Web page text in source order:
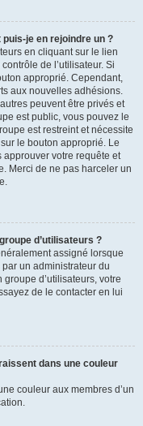
je en rejoindre un ?
en cliquant sur le lien
de l’utilisateur. Si
approprié. Cependant,
aux nouvelles adhésions.
peuvent être privés et
est public, vous pouvez le
est restreint et nécessite
le bouton approprié. Le
approuver votre requête et
Merci de ne pas harceler un
d’utilisateurs ?
assigné lorsque
un administrateur du
d’utilisateurs, votre
de le contacter en lui
dans une couleur
couleur aux membres d’un